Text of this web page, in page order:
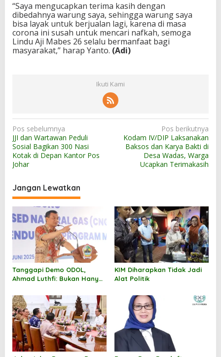
“Saya mengucapkan terima kasih dengan
dibedahnya warung saya, sehingga warung saya
bisa layak untuk berjualan lagi, karena di masa
corona ini susah untuk mencari nafkah, semoga
Lindu Aji Mabes 26 selalu bermanfaat bagi
masyarakat,” harap Yanto. (Adi)
Ikuti Kami
N
a
v
i
g
a
s
i
p
o
s
Pos sebelumnya
JJI dan Wartawan Peduli
Sosial Bagikan 300 Nasi
Kotak di Depan Kantor Pos
Johar
Pos berikutnya
Kodam IV/DIP Laksanakan
Baksos dan Karya Bakti di
Desa Wadas, Warga
Ucapkan Terimakasih
Jangan Lewatkan
Tanggapi Demo ODOL,
Ahmad Luthfi: Bukan Hanya
Sosial
KIM Diharapkan Tidak Jadi
Alat Politik